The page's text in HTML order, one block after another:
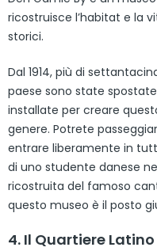
ricostruisce l’habitat e la
storici.
Dal 1914, più di
paese sono state
installate per creare
genere. Potrete
entrare liberamente in
di uno studente danese
ricostruita del famoso
questo museo è il posto
4. Il Quartiere Latino